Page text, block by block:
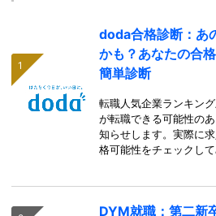
doda合格診断：あ
かも？あなたの合
簡単診断
転職人気企業ランキン
が転職できる可能性の
知らせします。実際に
格可能性をチェックして
DYM就職：第二新